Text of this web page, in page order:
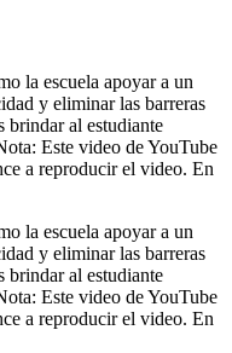
la escuela apoyar a un
y eliminar las barreras
brindar al estudiante
Este video de YouTube
a reproducir el video. En
la escuela apoyar a un
y eliminar las barreras
brindar al estudiante
Este video de YouTube
a reproducir el video. En